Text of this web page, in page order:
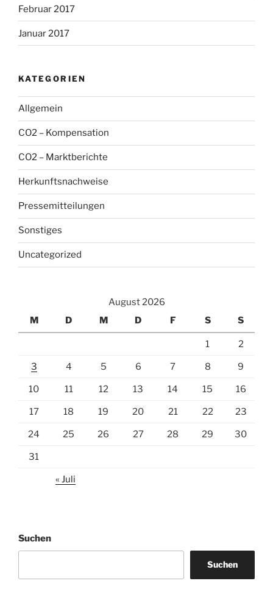
Februar 2017
Januar 2017
KATEGORIEN
Allgemein
CO2 – Kompensation
CO2 – Marktberichte
Herkunftsnachweise
Pressemitteilungen
Sonstiges
Uncategorized
August 2026
M
D M D F S S
1 2
3 4 5 6 7 8 9
10 11 12 13 14 15 16
17 18 19 20 21 22 23
24 25 26 27 28 29 30
31
« Juli
Suchen
Suchen